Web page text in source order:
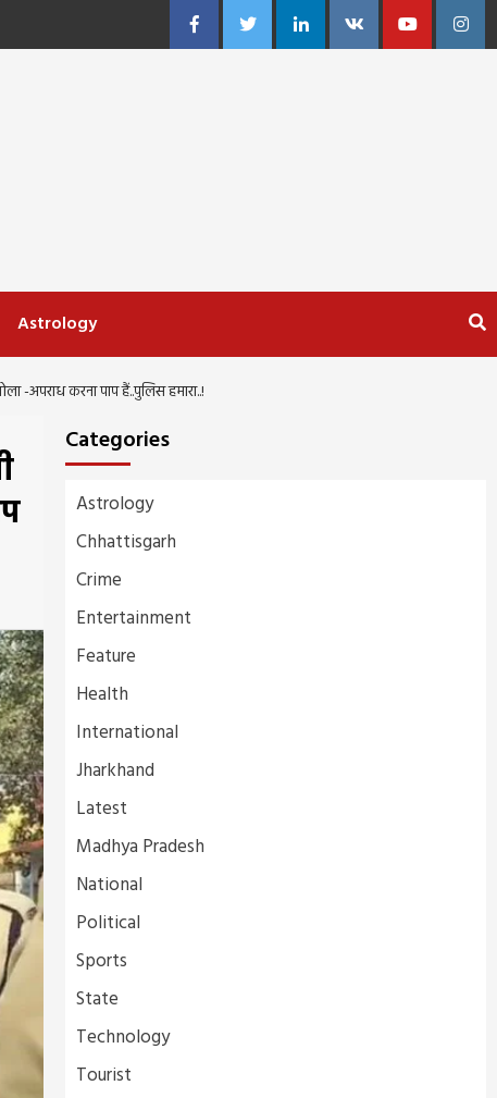
FacebookTwitterLinkedinVK Youtube
Astrology
-अपराध करना पाप हैं..पुलिस हमारा..!
Categories
Astrology
Chhattisgarh
Crime
Entertainment
Feature
Health
International
Jharkhand
Latest
Madhya Pradesh
National
Political
Sports
State
Technology
Tourist